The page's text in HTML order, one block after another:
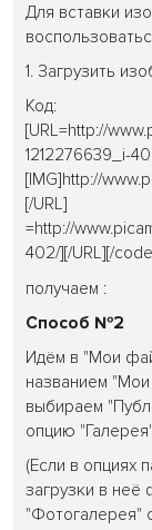
Для вставки
1. Загрузить
Код:
[URL=http://
1212276639_i-
[IMG]http://
[/URL]
=http://
402/][/URL][/
получаем :
Способ №2
Идём в "Мои
названием
выбираем
опцию
(Если в опциях
загрузки в неё
"Фотогалерея"